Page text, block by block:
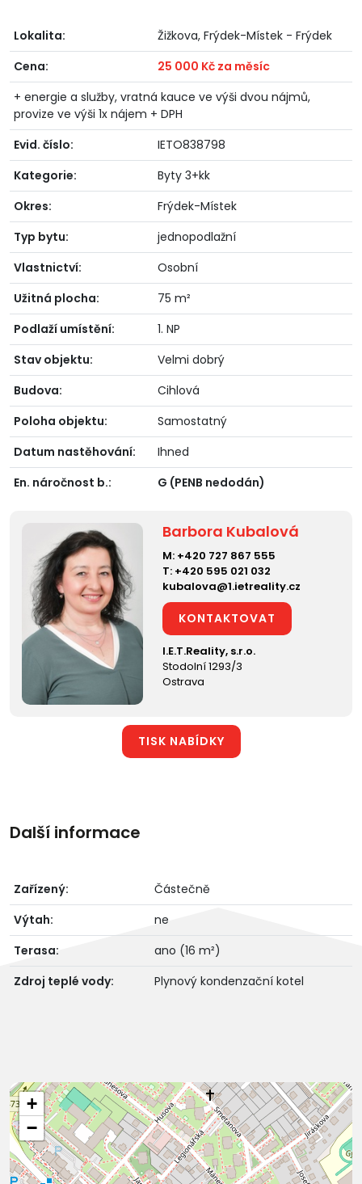
Lokalita:
Žižkova, Frýdek-Místek - Frýdek
Cena:
25 000 Kč za měsíc
+ energie a služby, vratná kauce ve výši dvou nájmů,
provize ve výši 1x nájem + DPH
Evid. číslo:
IETO838798
Kategorie:
Byty 3+kk
Okres:
Frýdek-Místek
Typ bytu:
jednopodlažní
Vlastnictví:
Osobní
Užitná plocha:
75 m²
Podlaží umístění:
1. NP
Stav objektu:
Velmi dobrý
Budova:
Cihlová
Poloha objektu:
Samostatný
Datum nastěhování:
Ihned
En. náročnost b.:
G (PENB nedodán)
Barbora Kubalová
M: +420 727 867 555
T: +420 595 021 032
kubalova@1.ietreality.cz
KONTAKTOVAT
I.E.T.Reality, s.r.o.
Stodolní 1293/3
Ostrava
TISK NABÍDKY
Další informace
Zařízený:
Částečně
Výtah:
ne
Terasa:
ano (16 m²)
Zdroj teplé vody:
Plynový kondenzační kotel
+
−